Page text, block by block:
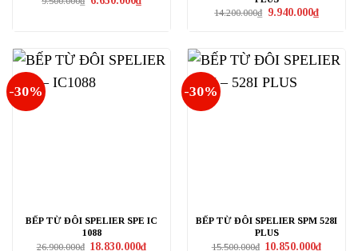
hiện
14.200.000₫ Giá
9.940.000₫Giá
hiện
-30%
BẾP TỪ ĐÔI SPELIER SPE IC
1088
26.900.000₫ Giá
18.830.000₫Giá
-30%
BẾP TỪ ĐÔI SPELIER SPM 528I
PLUS
15.500.000₫ Giá
10.850.000₫Giá